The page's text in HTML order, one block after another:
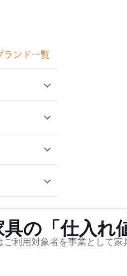
コレクシ
ランド一覧
mm
~
の「仕入れ
ご利用対象者を事業として